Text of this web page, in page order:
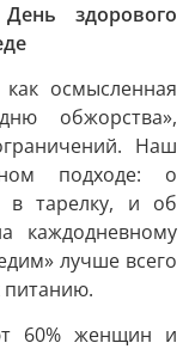
День здорового
осмысленная
обжорства»,
Наш
подходе: о
в тарелку, и об
каждодневному
лучше всего
питанию.
60% женщин и